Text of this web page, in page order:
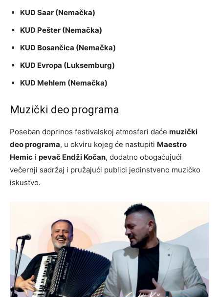
KUD Saar (Nemačka)
KUD Pešter (Nemačka)
KUD Bosančica (Nemačka)
KUD Evropa (Luksemburg)
KUD Mehlem (Nemačka)
Muzički deo programa
Poseban doprinos festivalskoj atmosferi daće muzički
deo programa, u okviru kojeg će nastupiti Maestro
Hemic i pevač Endži Kočan, dodatno obogaćujući
večernji sadržaj i pružajući publici jedinstveno muzičko
iskustvo.